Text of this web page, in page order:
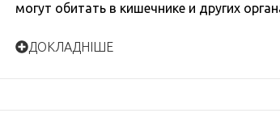
могут обитать в кишечнике и других
ДОКЛАДНІШЕ